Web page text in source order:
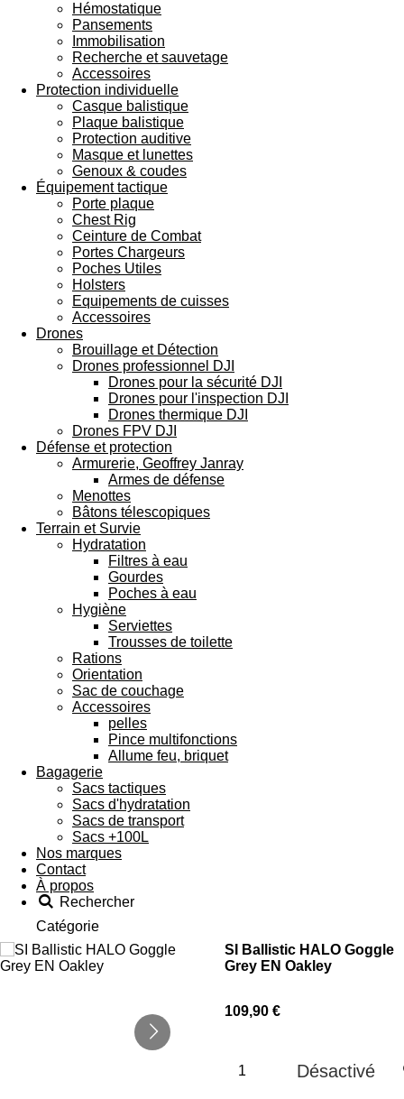
Hémostatique
Pansements
Immobilisation
Recherche et sauvetage
Accessoires
Protection individuelle
Casque balistique
Plaque balistique
Protection auditive
Masque et lunettes
Genoux & coudes
Équipement tactique
Porte plaque
Chest Rig
Ceinture de Combat
Portes Chargeurs
Poches Utiles
Holsters
Equipements de cuisses
Accessoires
Drones
Brouillage et Détection
Drones professionnel DJI
Drones pour la sécurité DJI
Drones pour l'inspection DJI
Drones thermique DJI
Drones FPV DJI
Défense et protection
Armurerie, Geoffrey Janray
Armes de défense
Menottes
Bâtons télescopiques
Terrain et Survie
Hydratation
Filtres à eau
Gourdes
Poches à eau
Hygiène
Serviettes
Trousses de toilette
Rations
Orientation
Sac de couchage
Accessoires
pelles
Pince multifonctions
Allume feu, briquet
Bagagerie
Sacs tactiques
Sacs d'hydratation
Sacs de transport
Sacs +100L
Nos marques
Contact
À propos
Rechercher
Catégorie
SI Ballistic HALO Goggle
Grey EN Oakley
109,90 €
Désactivé